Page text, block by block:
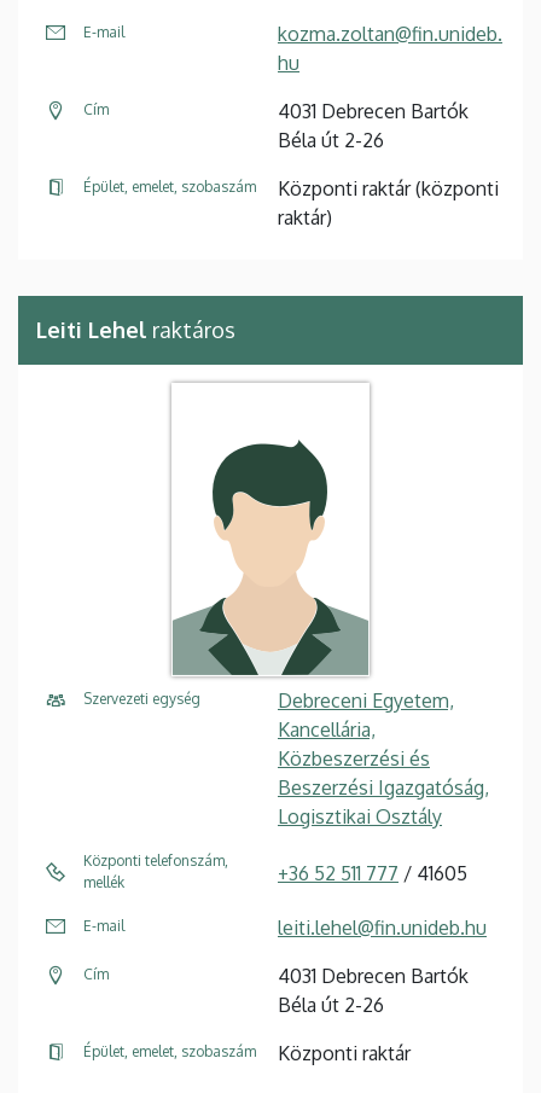
E-mail
kozma.zoltan@fin.unideb.
hu
Cím
4031 Debrecen Bartók
Béla út 2-26
Épület, emelet, szobaszám
Központi raktár (központi
raktár)
Leiti Lehel raktáros
Szervezeti egység
Debreceni Egyetem,
Kancellária,
Közbeszerzési és
Beszerzési Igazgatóság,
Logisztikai Osztály
Központi telefonszám,
mellék
+36 52 511 777 / 41605
E-mail leiti.lehel@fin.unideb.hu
Cím
4031 Debrecen Bartók
Béla út 2-26
Épület, emelet, szobaszám Központi raktár